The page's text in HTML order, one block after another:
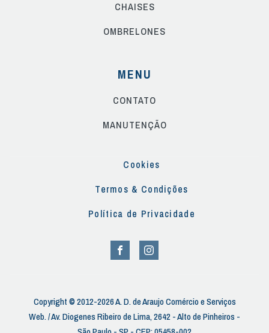
CHAISES
OMBRELONES
MENU
CONTATO
MANUTENÇÃO
Cookies
Termos & Condições
Política de Privacidade
Copyright © 2012-2026 A. D. de Araujo Comércio e Serviços
Web. / Av. Diogenes Ribeiro de Lima, 2642 - Alto de Pinheiros -